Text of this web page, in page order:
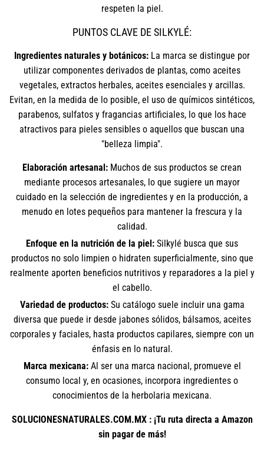
respeten la piel.
PUNTOS CLAVE DE SILKYLÉ:
Ingredientes naturales y botánicos: La marca se distingue por
utilizar componentes derivados de plantas, como aceites
vegetales, extractos herbales, aceites esenciales y arcillas.
Evitan, en la medida de lo posible, el uso de químicos sintéticos,
parabenos, sulfatos y fragancias artificiales, lo que los hace
atractivos para pieles sensibles o aquellos que buscan una
"belleza limpia".
Elaboración artesanal: Muchos de sus productos se crean
mediante procesos artesanales, lo que sugiere un mayor
cuidado en la selección de ingredientes y en la producción, a
menudo en lotes pequeños para mantener la frescura y la
calidad.
Enfoque en la nutrición de la piel: Silkylé busca que sus
productos no solo limpien o hidraten superficialmente, sino que
realmente aporten beneficios nutritivos y reparadores a la piel y
el cabello.
Variedad de productos:Su catálogo suele incluir una gama
diversa que puede ir desde jabones sólidos, bálsamos, aceites
corporales y faciales, hasta productos capilares, siempre con un
énfasis en lo natural.
Marca mexicana:Al ser una marca nacional, promueve el
consumo local y, en ocasiones, incorpora ingredientes o
conocimientos de la herbolaria mexicana.
SOLUCIONESNATURALES.COM.MX : ¡Tu ruta directa a Amazon
sin pagar de más!